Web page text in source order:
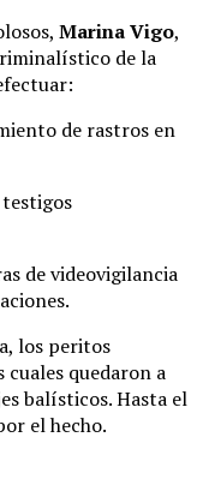
Marina Vigo,
de la
de rastros en
de videovigilancia
los peritos
cuales quedaron a
balísticos. Hasta el
el hecho.